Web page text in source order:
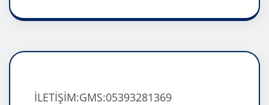
İLETİŞİM:GMS:05393281369